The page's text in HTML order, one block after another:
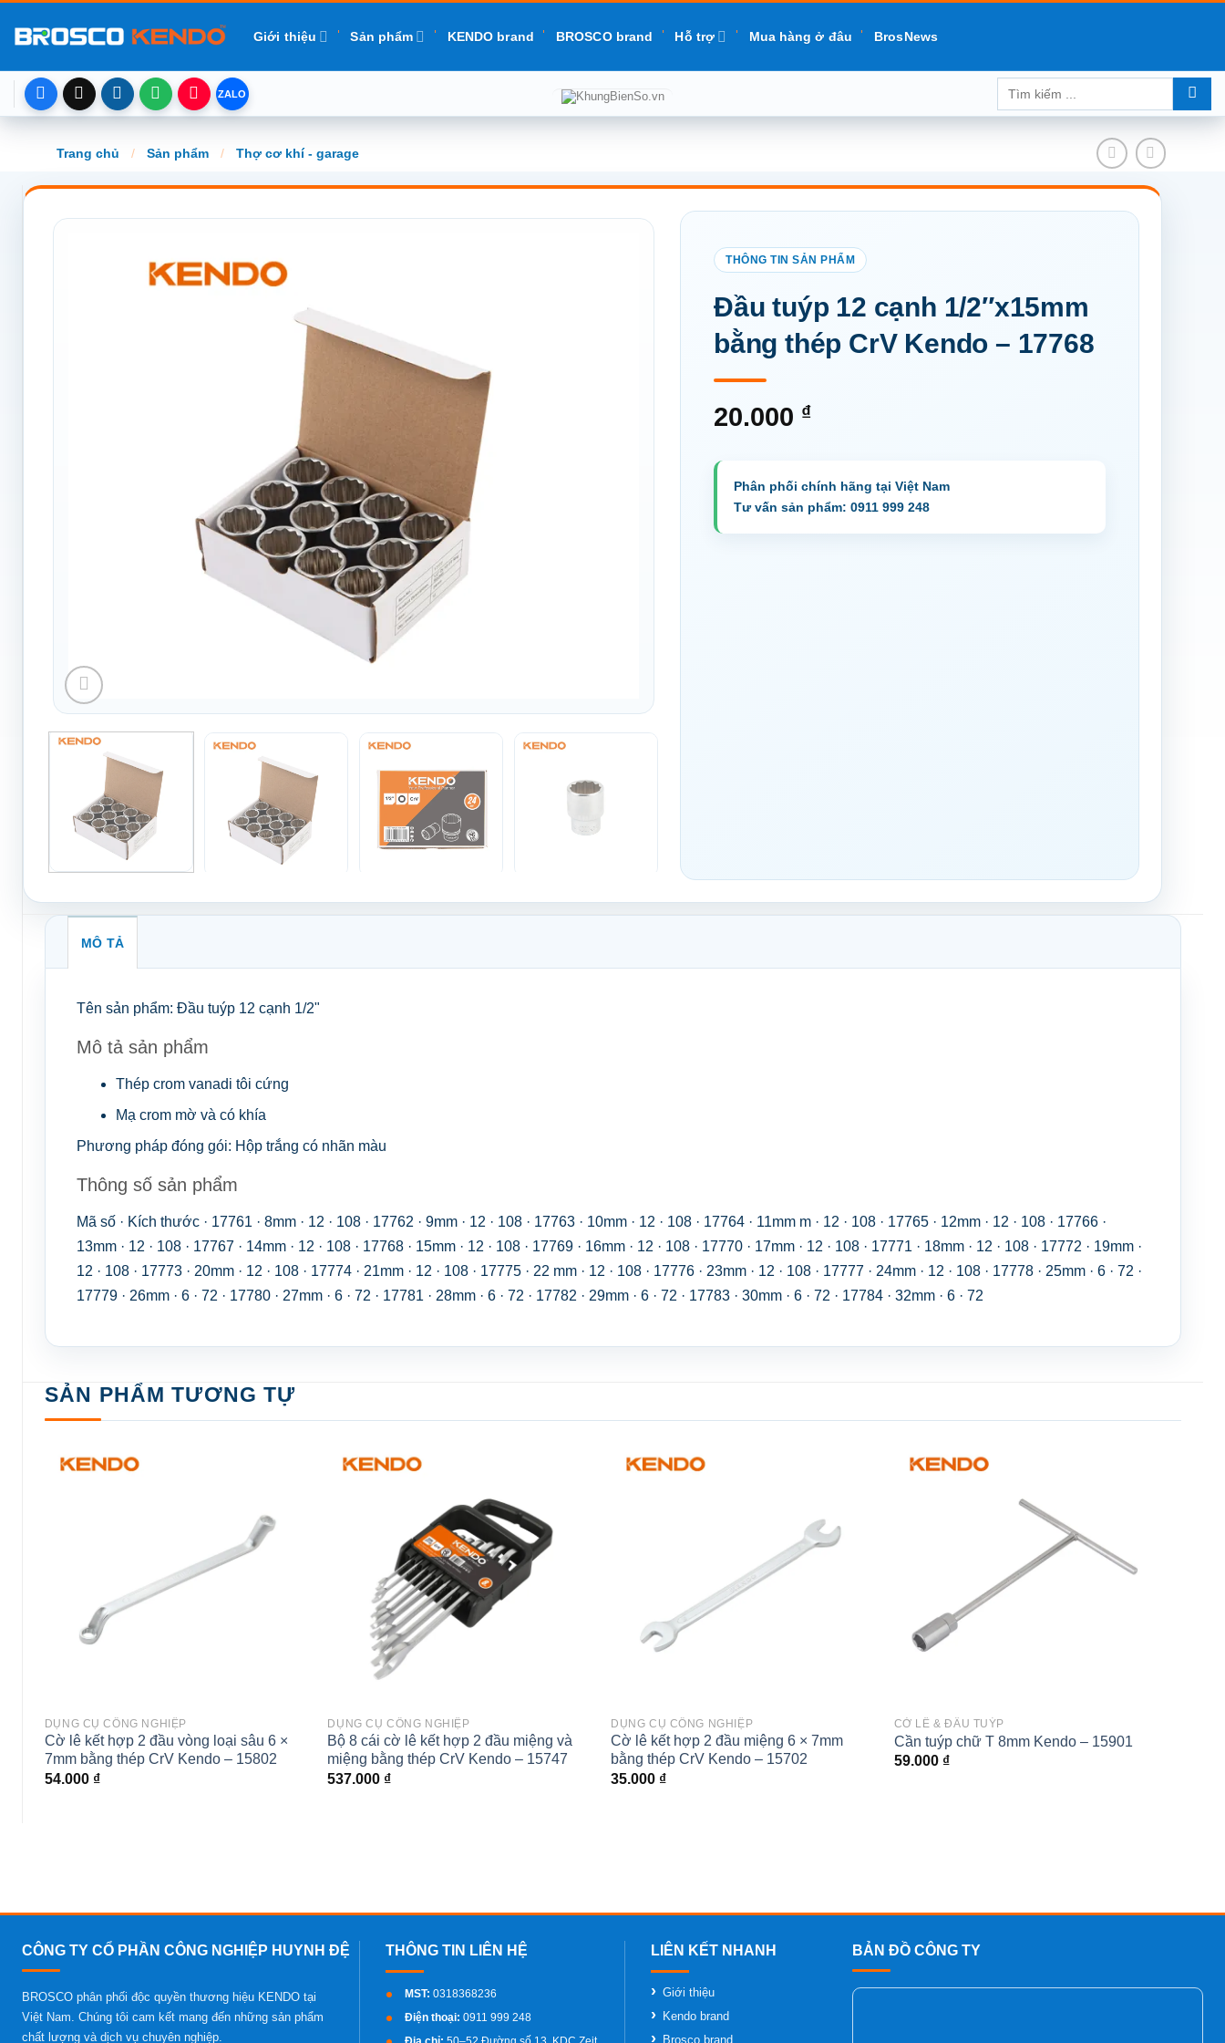
đến
dung
Giới thiệu Sản phẩm KENDO brand BROSCO brand Hỗ trợ Mua hàng ở đâu BrosNews
Tìm
Trang chủ / Sản phẩm / Thợ cơ khí - garage
Đầu tuýp 12 cạnh 1/2″x15mm
bằng thép CrV Kendo – 17768
20.000 ₫
MÔ TẢ
Tên sản phẩm: Đầu tuýp 12 cạnh 1/2"
Mô tả sản phẩm
Thép crom vanadi tôi cứng
Mạ crom mờ và có khía
Phương pháp đóng gói: Hộp trắng có nhãn màu
Thông số sản phẩm
Mã số · Kích thước · 17761 · 8mm · 12 · 108 · 17762 · 9mm · 12 · 108 · 17763 · 10mm · 12 · 108 · 17764 · 11mm m · 12 · 108 · 17765 · 12mm · 12 · 108 · 17766 ·
13mm · 12 · 108 · 17767 · 14mm · 12 · 108 · 17768 · 15mm · 12 · 108 · 17769 · 16mm · 12 · 108 · 17770 · 17mm · 12 · 108 · 17771 · 18mm · 12 · 108 · 17772 · 19mm ·
12 · 108 · 17773 · 20mm · 12 · 108 · 17774 · 21mm · 12 · 108 · 17775 · 22 mm · 12 · 108 · 17776 · 23mm · 12 · 108 · 17777 · 24mm · 12 · 108 · 17778 · 25mm · 6 · 72 ·
17779 · 26mm · 6 · 72 · 17780 · 27mm · 6 · 72 · 17781 · 28mm · 6 · 72 · 17782 · 29mm · 6 · 72 · 17783 · 30mm · 6 · 72 · 17784 · 32mm · 6 · 72
SẢN PHẨM TƯƠNG TỰ
DỤNG CỤ CÔNG NGHIỆP
Cờ lê kết hợp 2 đầu vòng loại sâu 6 ×
7mm bằng thép CrV Kendo – 15802
54.000 ₫
DỤNG CỤ CÔNG NGHIỆP
Bộ 8 cái cờ lê kết hợp 2 đầu miệng và
miệng bằng thép CrV Kendo – 15747
537.000 ₫
DỤNG CỤ CÔNG NGHIỆP
Cờ lê kết hợp 2 đầu miệng 6 × 7mm
bằng thép CrV Kendo – 15702
35.000 ₫
CỜ LÊ & ĐẦU TUÝP
Cần tuýp chữ T 8mm Kendo – 15901
59.000 ₫
BẢN ĐỒ CÔNG TY
Giới thiệu
Kendo brand
Brosco brand
CÔNG TY CỔ PHẦN CÔNG NGHIỆP HUYNH ĐỆ
BROSCO phân phối độc quyền thương hiệu KENDO tại
Việt Nam. Chúng tôi cam kết mang đến những sản phẩm
chất lượng và dịch vụ chuyên nghiệp.
MST: 0318368236
Điện thoại: 0911 999 248